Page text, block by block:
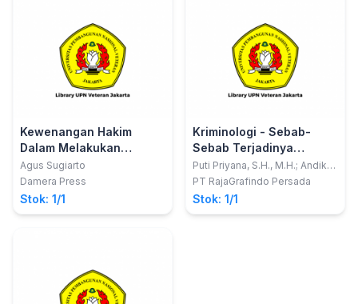
Kewenangan Hakim
Dalam Melakukan
Penahanan
Agus Sugiarto
Damera Press
Stok: 1/1
Kriminologi - Sebab-
Sebab Terjadinya
Kejahatan
Puti Priyana, S.H., M.H.; Andika
Dwi Yuliardi
PT RajaGrafindo Persada
Stok: 1/1